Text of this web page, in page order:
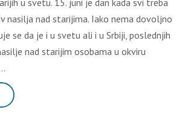
u svetu. 15. juni je dan kada svi treba
nasilja nad starijima. Iako nema dovoljno
se da je i u svetu ali i u Srbiji, poslednjih
nad starijim osobama u okviru